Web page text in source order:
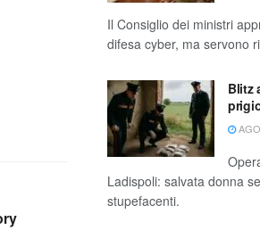
Il Consiglio dei ministri
difesa cyber, ma servono
Blitz
Ladispoli: salvata donna
stupefacenti.